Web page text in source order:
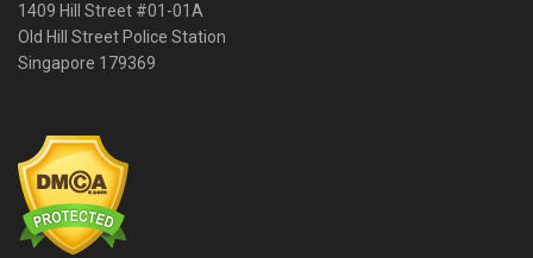
1409 Hill Street #01-01A
Old Hill Street Police Station
Singapore 179369